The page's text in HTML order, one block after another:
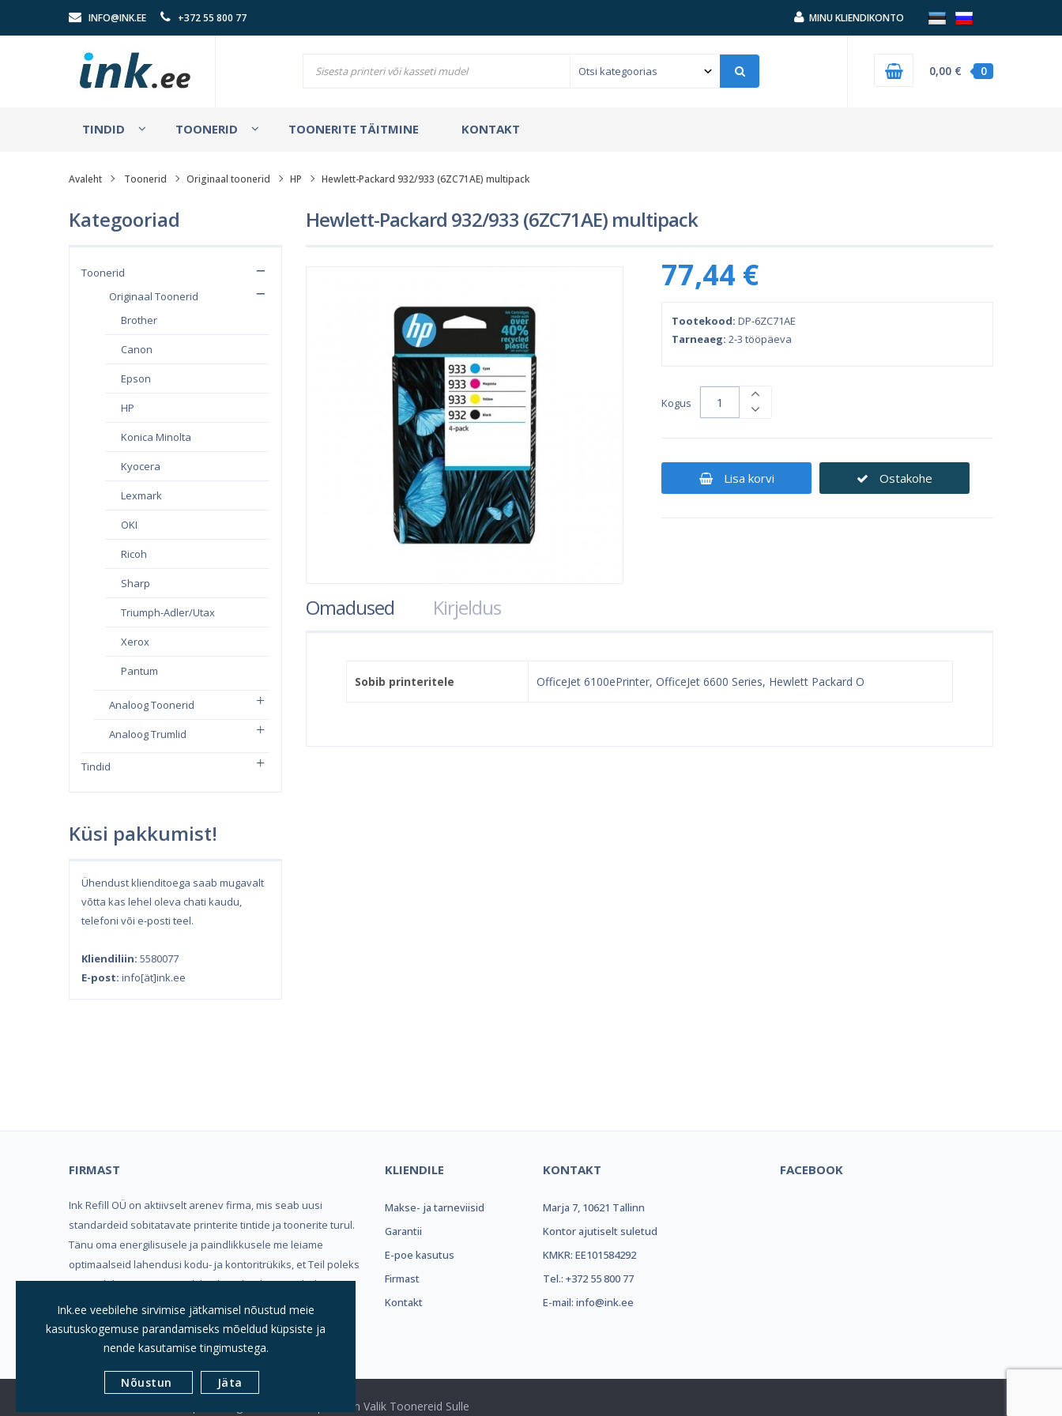
INFO@INK.EE +372 55 800 77 MINU KLIENDIKONTO
0
0,00 €
TINDID TOONERID TOONERITE TÄITMINE KONTAKT
Avaleht Toonerid Originaal toonerid HP Hewlett-Packard 932/933 (6ZC71AE) multipack
Kategooriad
Toonerid
Originaal Toonerid
Brother
Canon
Epson
HP
Konica Minolta
Kyocera
Lexmark
OKI
Ricoh
Sharp
Triumph-Adler/Utax
Xerox
Pantum
Analoog Toonerid
Analoog Trumlid
Tindid
Küsi pakkumist!
Ühendust klienditoega saab mugavalt
võtta kas lehel oleva chati kaudu,
telefoni või e-posti teel.
Kliendiliin: 5580077
E-post: info[ät]ink.ee
Hewlett-Packard 932/933 (6ZC71AE) multipack
77,44 €
Tootekood: DP-6ZC71AE
Tarneaeg: 2-3 tööpäeva
Kogus
Lisa korvi Ostakohe
Omadused Kirjeldus
Sobib printeritele OfficeJet 6100ePrinter, OfficeJet 6600 Series, Hewlett Packard O
FIRMAST
Ink Refill OÜ on aktiivselt arenev firma, mis seab uusi
standardeid sobitatavate printerite tintide ja toonerite turul.
Tänu oma energilisusele ja paindlikkusele me leiame
optimaalseid lahendusi kodu- ja kontoritrükiks, et Teil poleks
vaja valida mugavuse, trükikvaliteedi ja hinna vahel.
Meeldivat ostukogemust soovides, Ink Refill OÜ
KLIENDILE
Makse- ja tarneviisid
Garantii
E-poe kasutus
Firmast
Kontakt
KONTAKT
Marja 7, 10621 Tallinn
Kontor ajutiselt suletud
KMKR: EE101584292
Tel.: +372 55 800 77
E-mail: info@ink.ee
FACEBOOK
| Suurim Valik Toonereid Sulle
Ink.ee veebilehe sirvimise jätkamisel nõustud meie
kasutuskogemuse parandamiseks mõeldud küpsiste ja
nende kasutamise tingimustega.
Nõustun Jäta